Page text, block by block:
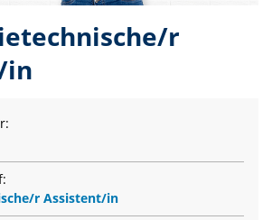
r
in
r Assistent/in